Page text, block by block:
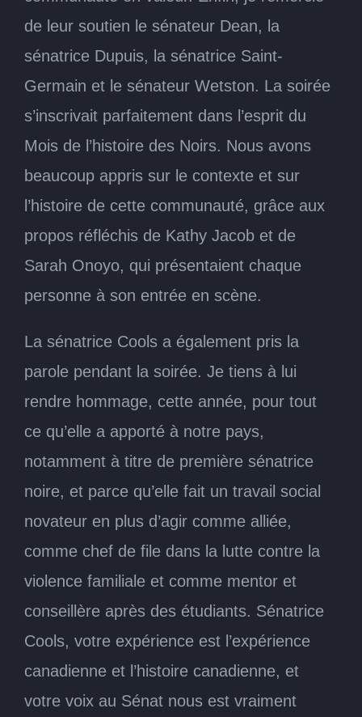
de leur soutien le sénateur Dean, la
sénatrice Dupuis, la sénatrice Saint-
Germain et le sénateur Wetston. La soirée
s’inscrivait parfaitement dans l’esprit du
Mois de l’histoire des Noirs. Nous avons
beaucoup appris sur le contexte et sur
l’histoire de cette communauté, grâce aux
propos réfléchis de Kathy Jacob et de
Sarah Onoyo, qui présentaient chaque
personne à son entrée en scène.
La sénatrice Cools a également pris la
parole pendant la soirée. Je tiens à lui
rendre hommage, cette année, pour tout
ce qu’elle a apporté à notre pays,
notamment à titre de première sénatrice
noire, et parce qu’elle fait un travail social
novateur en plus d’agir comme alliée,
comme chef de file dans la lutte contre la
violence familiale et comme mentor et
conseillère après des étudiants. Sénatrice
Cools, votre expérience est l’expérience
canadienne et l’histoire canadienne, et
votre voix au Sénat nous est vraiment